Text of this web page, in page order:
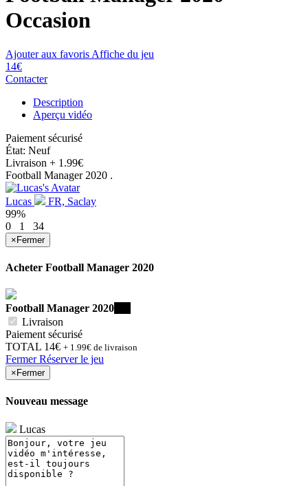
Occasion
Ajouter aux favoris Affiche du jeu
14€
Contacter
Description
Aperçu vidéo
Paiement sécurisé
État: Neuf
Livraison + 1.99€
Football Manager 2020 .
Lucas
FR, Saclay
99%
0
1 34
× Fermer
Acheter Football Manager 2020
Football Manager 2020
Livraison
Paiement sécurisé
TOTAL 14€ + 1.99€ de livraison
FermerRéserver le jeu
× Fermer
Nouveau message
Lucas